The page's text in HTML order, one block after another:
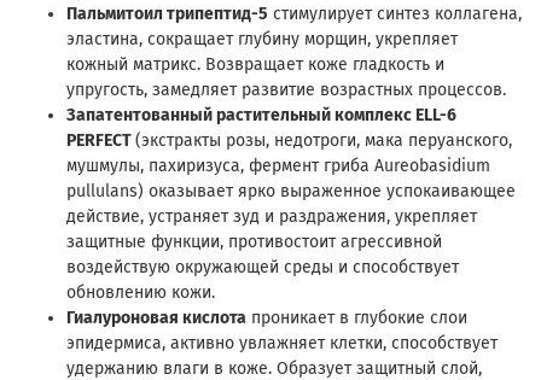
Пальмитоил трипептид-5 стимулирует синтез коллагена,
эластина, сокращает глубину морщин, укрепляет
кожный матрикс. Возвращает коже гладкость и
упругость, замедляет развитие возрастных процессов.
Запатентованный растительный комплекс ELL-6
PERFECT(экстракты розы, недотроги, мака перуанского,
мушмулы, пахиризуса, фермент гриба Aureobasidium
pullulans) оказывает ярко выраженное успокаивающее
действие, устраняет зуд и раздражения, укрепляет
защитные функции, противостоит агрессивной
воздействую окружающей среды и способствует
обновлению кожи.
Гиалуроновая кислота проникает в глубокие слои
эпидермиса, активно увлажняет клетки, способствует
удержанию влаги в коже. Образует защитный слой,